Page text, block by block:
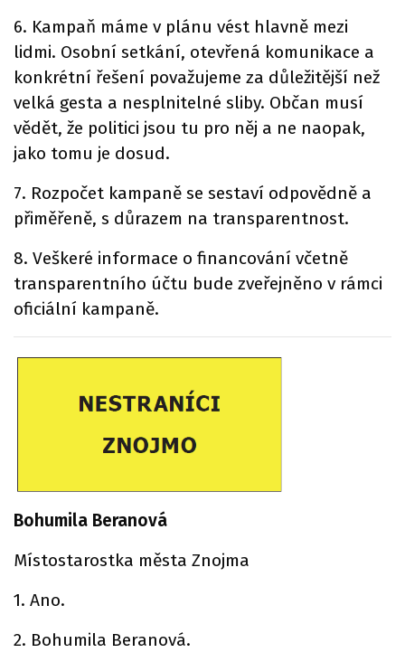
6. Kampaň máme v plánu vést hlavně mezi
lidmi. Osobní setkání, otevřená komunikace a
konkrétní řešení považujeme za důležitější než
velká gesta a nesplnitelné sliby. Občan musí
vědět, že politici jsou tu pro něj a ne naopak,
jako tomu je dosud.
7. Rozpočet kampaně se sestaví odpovědně a
přiměřeně, s důrazem na transparentnost.
8. Veškeré informace o financování včetně
transparentního účtu bude zveřejněno v rámci
oficiální kampaně.
Bohumila Beranová
Místostarostka města Znojma
1. Ano.
2. Bohumila Beranová.